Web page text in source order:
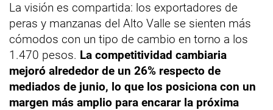
La visión es compartida: los exportadores de
peras y manzanas del Alto Valle se sienten más
cómodos con un tipo de cambio en torno a los
1.470 pesos. La competitividad cambiaria
mejoró alrededor de un 26% respecto de
mediados de junio, lo que los posiciona con un
margen más amplio para encarar la próxima